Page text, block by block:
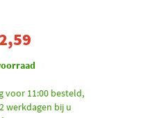
voor 11:00 besteld,
werkdagen bij u